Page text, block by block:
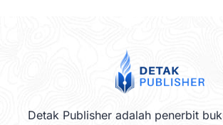
Detak Publisher adalah penerbit